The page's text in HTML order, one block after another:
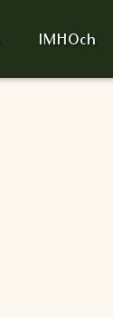
IMHOch